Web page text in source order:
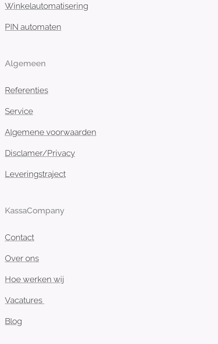
Winkelautomatisering
PIN automaten
Algemeen
Referenties
Service
Algemene voorwaarden
Disclamer/Privacy
Leveringstraject
KassaCompany
Contact
Over ons
Hoe werken wij
Vacatures
Blog